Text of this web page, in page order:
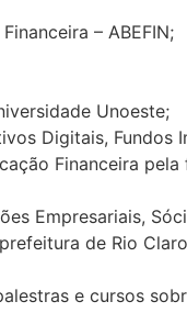
– ABEFIN;
Unoeste;
Digitais, Fundos
Financeira
Empresariais,
de Rio
e cursos